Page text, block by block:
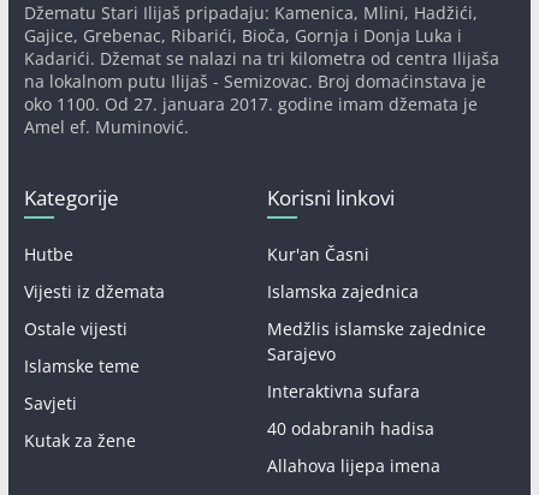
Džematu Stari Ilijaš pripadaju: Kamenica, Mlini, Hadžići,
Gajice, Grebenac, Ribarići, Bioča, Gornja i Donja Luka i
Kadarići. Džemat se nalazi na tri kilometra od centra Ilijaša
na lokalnom putu Ilijaš - Semizovac. Broj domaćinstava je
oko 1100. Od 27. januara 2017. godine imam džemata je
Amel ef. Muminović.
Kategorije
Hutbe
Vijesti iz džemata
Ostale vijesti
Islamske teme
Savjeti
Kutak za žene
Korisni linkovi
Kur'an Časni
Islamska zajednica
Medžlis islamske zajednice
Sarajevo
Interaktivna sufara
40 odabranih hadisa
Allahova lijepa imena